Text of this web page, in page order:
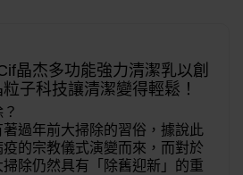
晶杰多功能強力清潔乳以創
子科技讓清潔變得輕鬆！
過年前大掃除的習俗，據說此
的宗教儀式演變而來，而對於
除仍然具有「除舊迎新」的重